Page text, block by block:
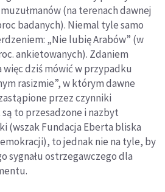
(na terenach dawnej
badanych). Niemal tyle samo
„Nie lubię Arabów” (w
ankietowanych). Zdaniem
dziś mówić w przypadku
rasizmie”, w którym dawne
przez czynniki
to przesadzone i nazbyt
(wszak Fundacja Eberta bliska
to jednak nie na tyle, by
sygnału ostrzegawczego dla